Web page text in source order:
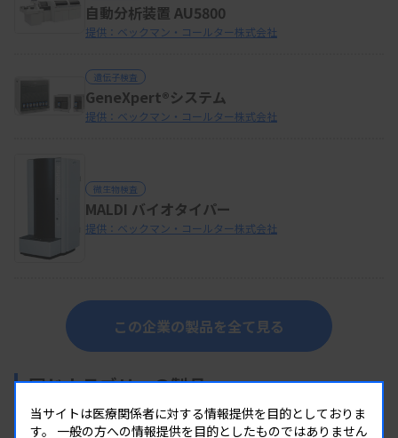
自動分析装置 AU5800
提供：ベックマン・コールター株式会社
遺伝子検査
GeneXpert®システム
提供：ベックマン・コールター株式会社
微生物検査
MALDI バイオタイパー
提供：ベックマン・コールター株式会社
この企業の製品を全て見る
同じカテゴリーの製品
当サイトは医療関係者に対する情報提供を目的としておりま
す。 一般の方への情報提供を目的としたものではありません